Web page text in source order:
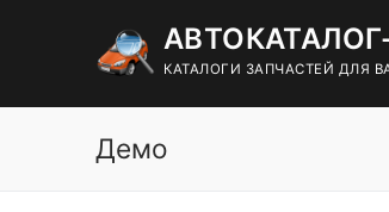
содержимому
КАТАЛОГИ ЗАПЧАСТЕЙ ДЛЯ
Демо